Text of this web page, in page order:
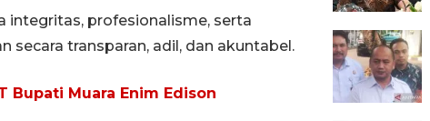
integritas, profesionalisme, serta
secara transparan, adil, dan akuntabel.
Bupati Muara Enim Edison